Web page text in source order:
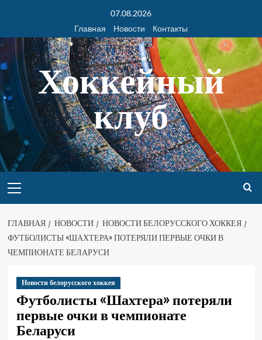
07.08.2026
Главная
Новости Контакты
Хоккейный
клуб
ГЛАВНАЯ НОВОСТИ
НОВОСТИ БЕЛОРУССКОГО ХОККЕЯ
ФУТБОЛИСТЫ «ШАХТЕРА» ПОТЕРЯЛИ ПЕРВЫЕ ОЧКИ В
ЧЕМПИОНАТЕ БЕЛАРУСИ
Новости белорусского хоккея
Футболисты «Шахтера» потеряли
первые очки в чемпионате
Беларуси